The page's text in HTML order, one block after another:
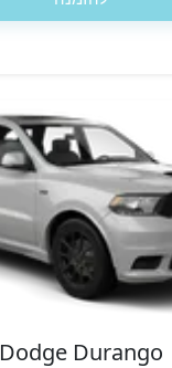
Dodge Durango